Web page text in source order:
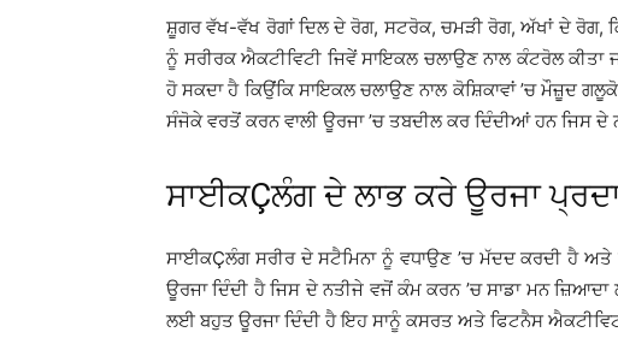
ਸ਼ੂਗਰ ਵੱਖ-ਵੱਖ ਰੋਗਾਂ ਦਿਲ ਦੇ ਰੋਗ, ਸਟਰੋਕ, ਚਮੜੀ ਰੋਗ, ਅੱਖਾਂ ਦੇ ਰੋਗ,
ਨੂੰ ਸਰੀਰਕ ਐਕਟੀਵਿਟੀ ਜਿਵੇਂ ਸਾਇਕਲ ਚਲਾਉਣ ਨਾਲ ਕੰਟਰੋਲ
ਹੋ ਸਕਦਾ ਹੈ ਕਿਉਂਕਿ ਸਾਇਕਲ ਚਲਾਉਣ ਨਾਲ ਕੋਸ਼ਿਕਾਵਾਂ ’ਚ ਮੌਜ਼ੂਦ
ਸੰਜੋਕੇ ਵਰਤੋਂ ਕਰਨ ਵਾਲੀ ਊਰਜਾ ’ਚ ਤਬਦੀਲ ਕਰ ਦਿੰਦੀਆਂ ਹਨ ਜਿਸ
ਸਾਈਕÇਲੰਗ ਦੇ ਲਾਭ ਕਰੇ ਊਰਜਾ
ਸਾਈਕÇਲੰਗ ਸਰੀਰ ਦੇ ਸਟੈਮਿਨਾ ਨੂੰ ਵਧਾਉਣ ’ਚ ਮੱਦਦ ਕਰਦੀ ਹੈ
ਊਰਜਾ ਦਿੰਦੀ ਹੈ ਜਿਸ ਦੇ ਨਤੀਜੇ ਵਜੋਂ ਕੰਮ ਕਰਨ ’ਚ ਸਾਡਾ ਮਨ
ਲਈ ਬਹੁਤ ਊਰਜਾ ਦਿੰਦੀ ਹੈ ਇਹ ਸਾਨੂੰ ਕਸਰਤ ਅਤੇ ਫਿਟਨੈਸ